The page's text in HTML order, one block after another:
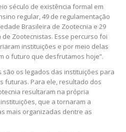
século de existência formal em
regular, 49 de regulamentação
Brasileira de Zootecnia e 29
Zootecnistas. Esse percurso foi
instituições e por meio delas
o futuro que desfrutamos hoje”.
são os legados das instituições para
futuras. Para ele, resultado dos
resultaram na própria
que a tornaram a
mais organizadas dentre as